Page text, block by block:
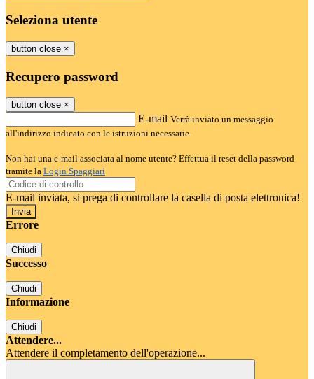
Seleziona utente
button close ×
Recupero password
button close ×
E-mail Verrà inviato un messaggio
all'indirizzo indicato con le istruzioni necessarie.
Non hai una e-mail associata al nome utente? Effettua il reset della password
tramite la Login Spaggiari
E-mail inviata, si prega di controllare la casella di posta elettronica!
Errore
Chiudi
Successo
Chiudi
Informazione
Chiudi
Attendere...
Attendere il completamento dell'operazione...